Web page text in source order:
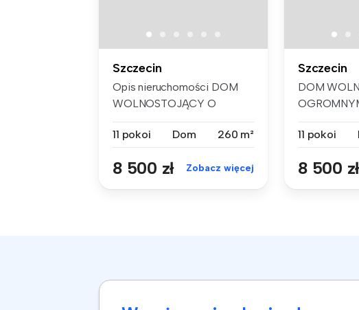
Szczecin
Opis nieruchomości DOM
WOLNOSTOJĄCY O
11 pokoi
Dom 260 m²
8 500 zł Zobacz więcej
Szczecin
DOM
11 pokoi
8 500 zł